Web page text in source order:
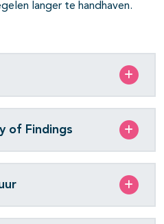
langer te handhaven.
of Findings